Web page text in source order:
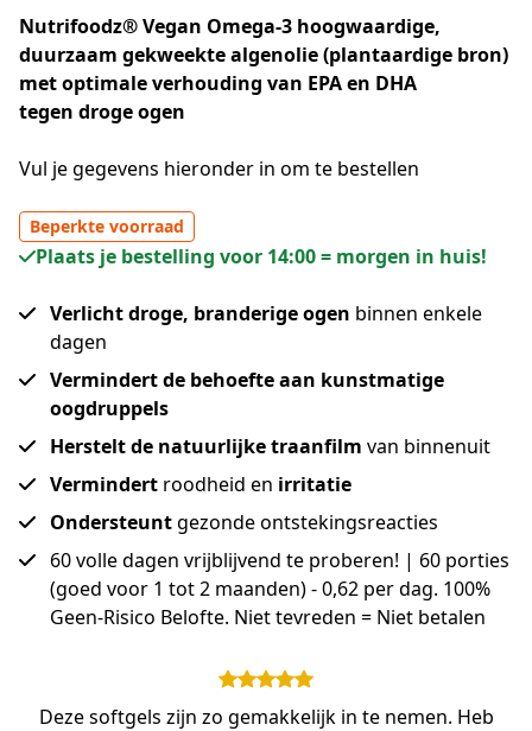
Nutrifoodz® Vegan Omega-3 hoogwaardige,
duurzaam gekweekte algenolie (plantaardige bron)
met optimale verhouding van EPA en DHA
tegen droge ogen
Vul je gegevens hieronder in om te bestellen
Beperkte voorraad
Plaats je bestelling voor 14:00 = morgen in huis!
Verlicht droge, branderige ogen binnen enkele
dagen
Vermindert de behoefte aan kunstmatige
oogdruppels
Herstelt de natuurlijke traanfilm van binnenuit
Vermindert roodheid en irritatie
Ondersteuntgezonde ontstekingsreacties
60 volle dagen vrijblijvend te proberen! | 60 porties
(goed voor 1 tot 2 maanden) - 0,62 per dag. 100%
Geen-Risico Belofte. Niet tevreden = Niet betalen
Deze softgels zijn zo gemakkelijk in te nemen. Heb